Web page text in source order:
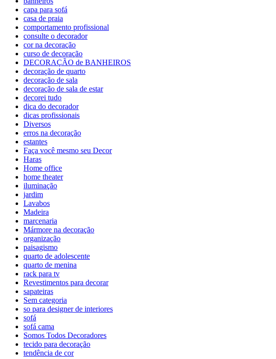
capa para sofá
casa de praia
comportamento profissional
consulte o decorador
cor na decoração
curso de decoração
DECORAÇÃO de BANHEIROS
decoração de quarto
decoração de sala
decoração de sala de estar
decorei tudo
dica do decorador
dicas profissionais
Diversos
erros na decoração
estantes
Faça você mesmo seu Decor
Haras
Home office
home theater
iluminação
jardim
Lavabos
Madeira
marcenaria
Mármore na decoração
organização
paisagismo
quarto de adolescente
quarto de menina
rack para tv
Revestimentos para decorar
sapateiras
Sem categoria
so para designer de interiores
sofá
sofá cama
Somos Todos Decoradores
tecido para decoração
tendência de cor